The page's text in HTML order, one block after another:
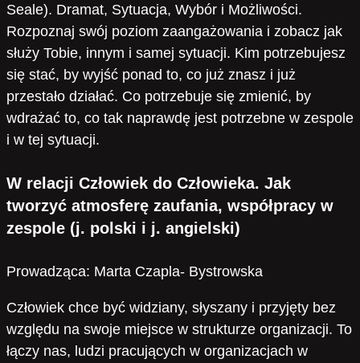
Seale). Dramat, Sytuacja, Wybór i Możliwości.
Rozpoznaj swój poziom zaangażowania i zobacz jak
służy Tobie, innym i samej sytuacji. Kim potrzebujesz
się stać, by wyjść ponad to, co już znasz i już
przestało działać. Co potrzebuje się zmienić, by
wdrażać to, co tak naprawdę jest potrzebne w zespole
i w tej sytuacji.
W relacji Człowiek do Człowieka. Jak
tworzyć atmosferę zaufania, współpracy w
zespole (j. polski i j. angielski)
Prowadząca: Marta Czapla- Bystrowska
Człowiek chce być widziany, słyszany i przyjęty bez
względu na swoje miejsce w strukturze organizacji. To
łączy nas, ludzi pracujących w organizacjach w